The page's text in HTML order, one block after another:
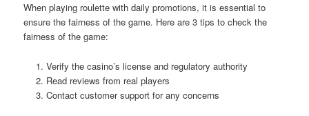
When playing roulette with daily promotions, it is essential to
ensure the fairness of the game. Here are 3 tips to check the
fairness of the game:
Verify the casino’s license and regulatory authority
Read reviews from real players
Contact customer support for any concerns